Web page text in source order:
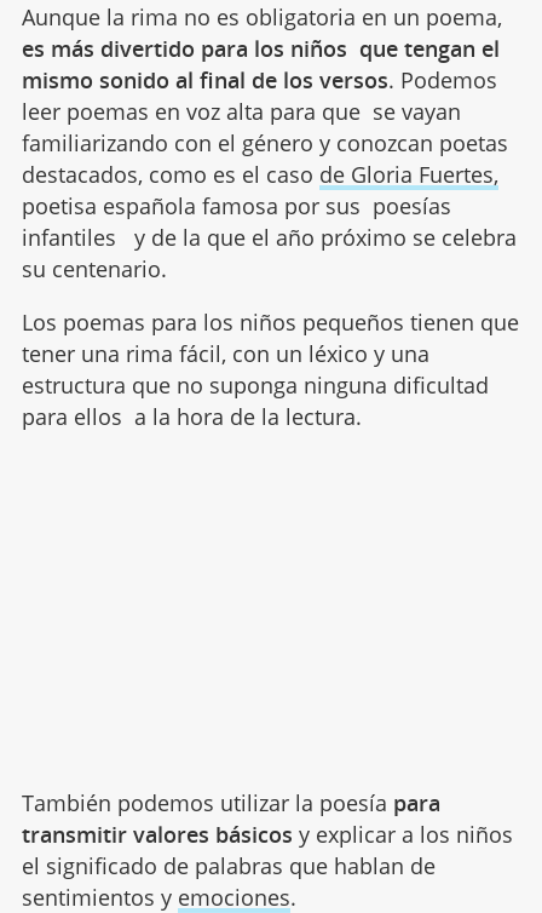
Aunque la rima no es obligatoria en un poema,
es más divertido para los niños que tengan el
mismo sonido al final de los versos. Podemos
leer poemas en voz alta para que se vayan
familiarizando con el género y conozcan poetas
destacados, como es el caso de Gloria Fuertes,
poetisa española famosa por sus poesías
infantiles y de la que el año próximo se celebra
su centenario.
Los poemas para los niños pequeños tienen que
tener una rima fácil, con un léxico y una
estructura que no suponga ninguna dificultad
para ellos a la hora de la lectura.
También podemos utilizar la poesía para
transmitir valores básicos y explicar a los niños
el significado de palabras que hablan de
sentimientos y emociones.